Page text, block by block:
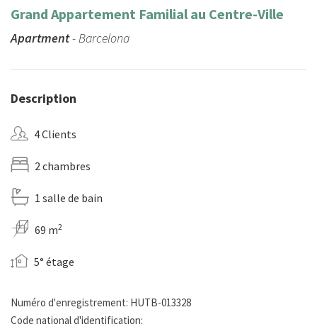
Grand Appartement Familial au Centre-Ville
Apartment- Barcelona
Description
4 Clients
2 chambres
1 salle de bain
69 m2
5° étage
Numéro d'enregistrement: HUTB-013328
Code national d'identification: